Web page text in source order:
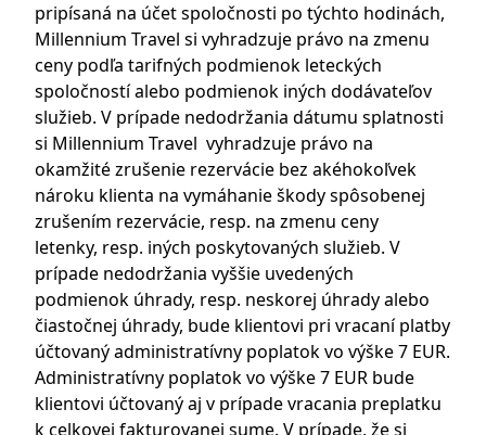
pripísaná na účet spoločnosti po týchto hodinách,
Millennium Travel si vyhradzuje právo na zmenu
ceny podľa tarifných podmienok leteckých
spoločností alebo podmienok iných dodávateľov
služieb. V prípade nedodržania dátumu splatnosti
si Millennium Travel vyhradzuje právo na
okamžité zrušenie rezervácie bez akéhokoľvek
nároku klienta na vymáhanie škody spôsobenej
zrušením rezervácie, resp. na zmenu ceny
letenky, resp. iných poskytovaných služieb. V
prípade nedodržania vyššie uvedených
podmienok úhrady, resp. neskorej úhrady alebo
čiastočnej úhrady, bude klientovi pri vracaní platby
účtovaný administratívny poplatok vo výške 7 EUR.
Administratívny poplatok vo výške 7 EUR bude
klientovi účtovaný aj v prípade vracania preplatku
k celkovej fakturovanej sume. V prípade, že si